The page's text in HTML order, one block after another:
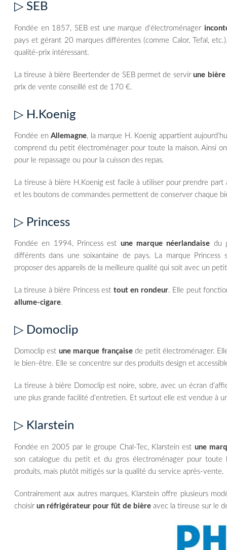
▷ SEB
Fondée en 1857, SEB est une marque d’électroménager
pays et gérant 20 marques différentes (comme Calor, Tefal,
qualité-prix intéressant.
La tireuse à bière Beertender de SEB permet de servirune bière
prix de vente conseillé est de 170 €.
▷ H.Koenig
Fondée enAllemagne, la marque H. Koenig appartient
comprend du petit électroménager pour toute la maison. Ainsi
pour le repassage ou pour la cuisson des repas.
La tireuse à bière H.Koenig est facile à utiliser pour prendre
et les boutons de commandes permettent de conserver chaque
▷ Princess
Fondée en 1994, Princess est une marque néerlandaise du
différents dans une soixantaine de pays. La marque Princess
proposer des appareils de la meilleure qualité qui soit avec un
La tireuse à bière Princess est tout en rondeur. Elle peut
allume-cigare.
▷ Domoclip
Domoclip est une marque françaisede petit électroménager.
le bien-être. Elle se concentre sur des produits design et
La tireuse à bière Domoclip est noire, sobre, avec un écran
une plus grande facilité d’entretien. Et surtout elle est vendue à
▷ Klarstein
Fondée en 2005 par le groupe Chal-Tec, Klarstein est une
son catalogue du petit et du gros électroménager pour toute
produits, mais plutôt mitigés sur la qualité du service après-vente.
Contrairement aux autres marques, Klarstein offre plusieurs
choisir un réfrigérateur pour fût de bière avec la tireuse sur le